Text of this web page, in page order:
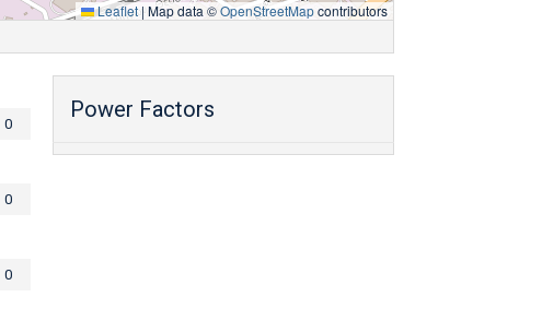
Leaflet |Map data ©OpenStreetMapcontributors
Power Factors
0
0
0